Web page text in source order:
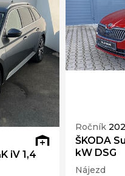
iV 1,4
Ročník
ŠKODA
kW DSG
Nájezd